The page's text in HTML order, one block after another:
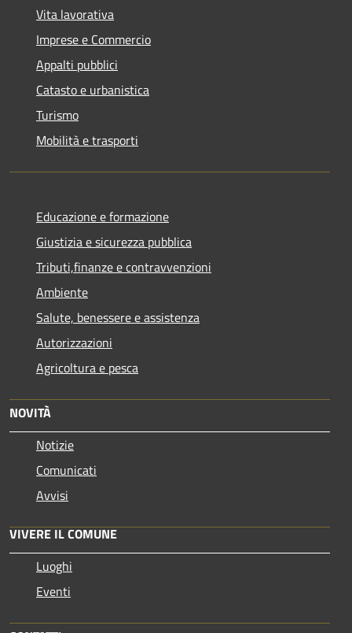
Vita lavorativa
Imprese e Commercio
Appalti pubblici
Catasto e urbanistica
Turismo
Mobilità e trasporti
Educazione e formazione
Giustizia e sicurezza pubblica
Tributi,finanze e contravvenzioni
Ambiente
Salute, benessere e assistenza
Autorizzazioni
Agricoltura e pesca
NOVITÀ
Notizie
Comunicati
Avvisi
VIVERE IL COMUNE
Luoghi
Eventi